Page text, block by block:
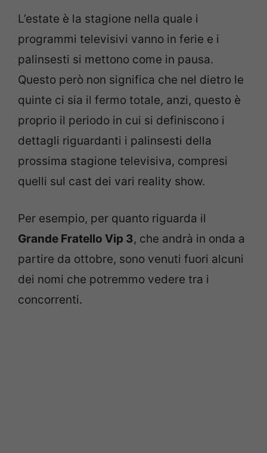
L’estate è la stagione nella quale i
programmi televisivi vanno in ferie e i
palinsesti si mettono come in pausa.
Questo però non significa che nel dietro le
quinte ci sia il fermo totale, anzi, questo è
proprio il periodo in cui si definiscono i
dettagli riguardanti i palinsesti della
prossima stagione televisiva, compresi
quelli sul cast dei vari reality show.
Per esempio, per quanto riguarda il
Grande Fratello Vip 3, che andrà in onda a
partire da ottobre, sono venuti fuori alcuni
dei nomi che potremmo vedere tra i
concorrenti.